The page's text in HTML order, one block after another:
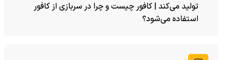
تولید می‌کند | کافور چیست و چرا در سربازی از کافور
استفاده می‌شود؟